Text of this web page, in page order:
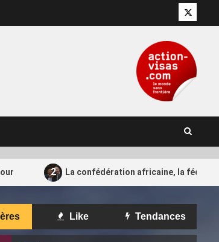
Twitter
2 La confédération africaine, la
4
International
Crise à la Fifa : Confédération
Like Tendances